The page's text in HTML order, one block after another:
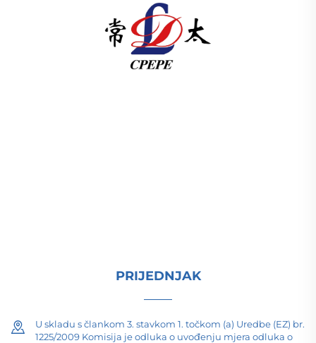
PRIJEDNJAK
U skladu s člankom 3. stavkom 1. točkom (a) Uredbe (EZ) br.
1225/2009 Komisija je odluka o uvođenju mjera odluka o